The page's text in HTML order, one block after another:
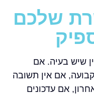
שלכם
שיש בעיה. אם
אם אין תשובה
אם עדכונים